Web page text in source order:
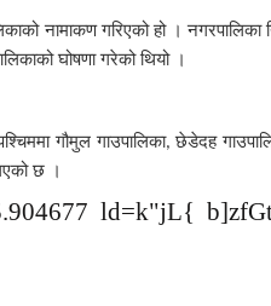
नामाकण गरिएको हो । नगरपालिका
घोषणा गरेको थियो ।
गौमुल गाउपालिका,छेडेदह
छ ।
ld=k"jL{